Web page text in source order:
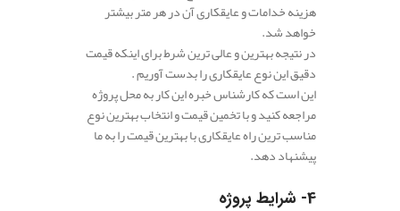
هزینه خدامات و عایقکاری آن در هر متر بیشتر
خواهد شد.
در نتیجه بهترین و عالی ترین شرط برای اینکه قیمت
دقیق این نوع عایقکاری را بدست آوریم .
این است که کارشناس خبره این کار به محل پروژه
مراجعه کنید و با تخمین قیمت و انتخاب بهترین نوع
مناسب ترین راه عایقکاری با بهترین قیمت را به ما
پیشنهاد دهد.
4- شرایط پروژه